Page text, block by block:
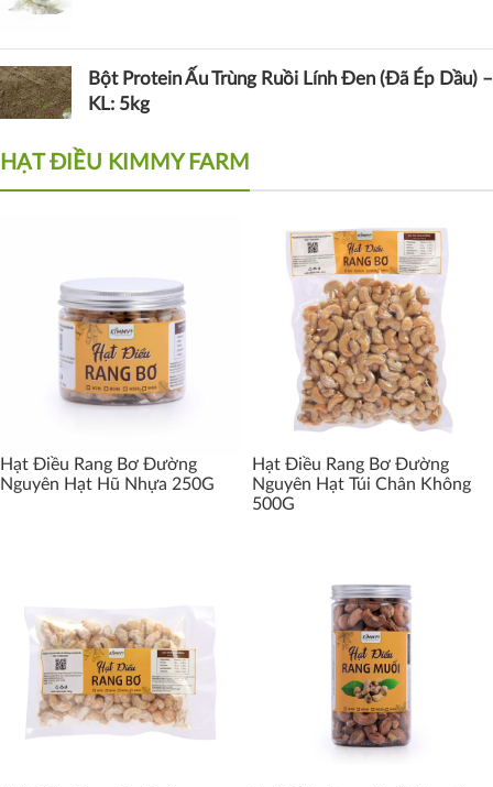
Bột Protein Ấu Trùng Ruồi Lính Đen (Đã Ép Dầu) –
KL: 5kg
HẠT ĐIỀU KIMMY FARM
Hạt Điều Rang Bơ Đường
Nguyên Hạt Hũ Nhựa 250G
Hạt Điều Rang Bơ Đường
Nguyên Hạt Túi Chân Không
500G